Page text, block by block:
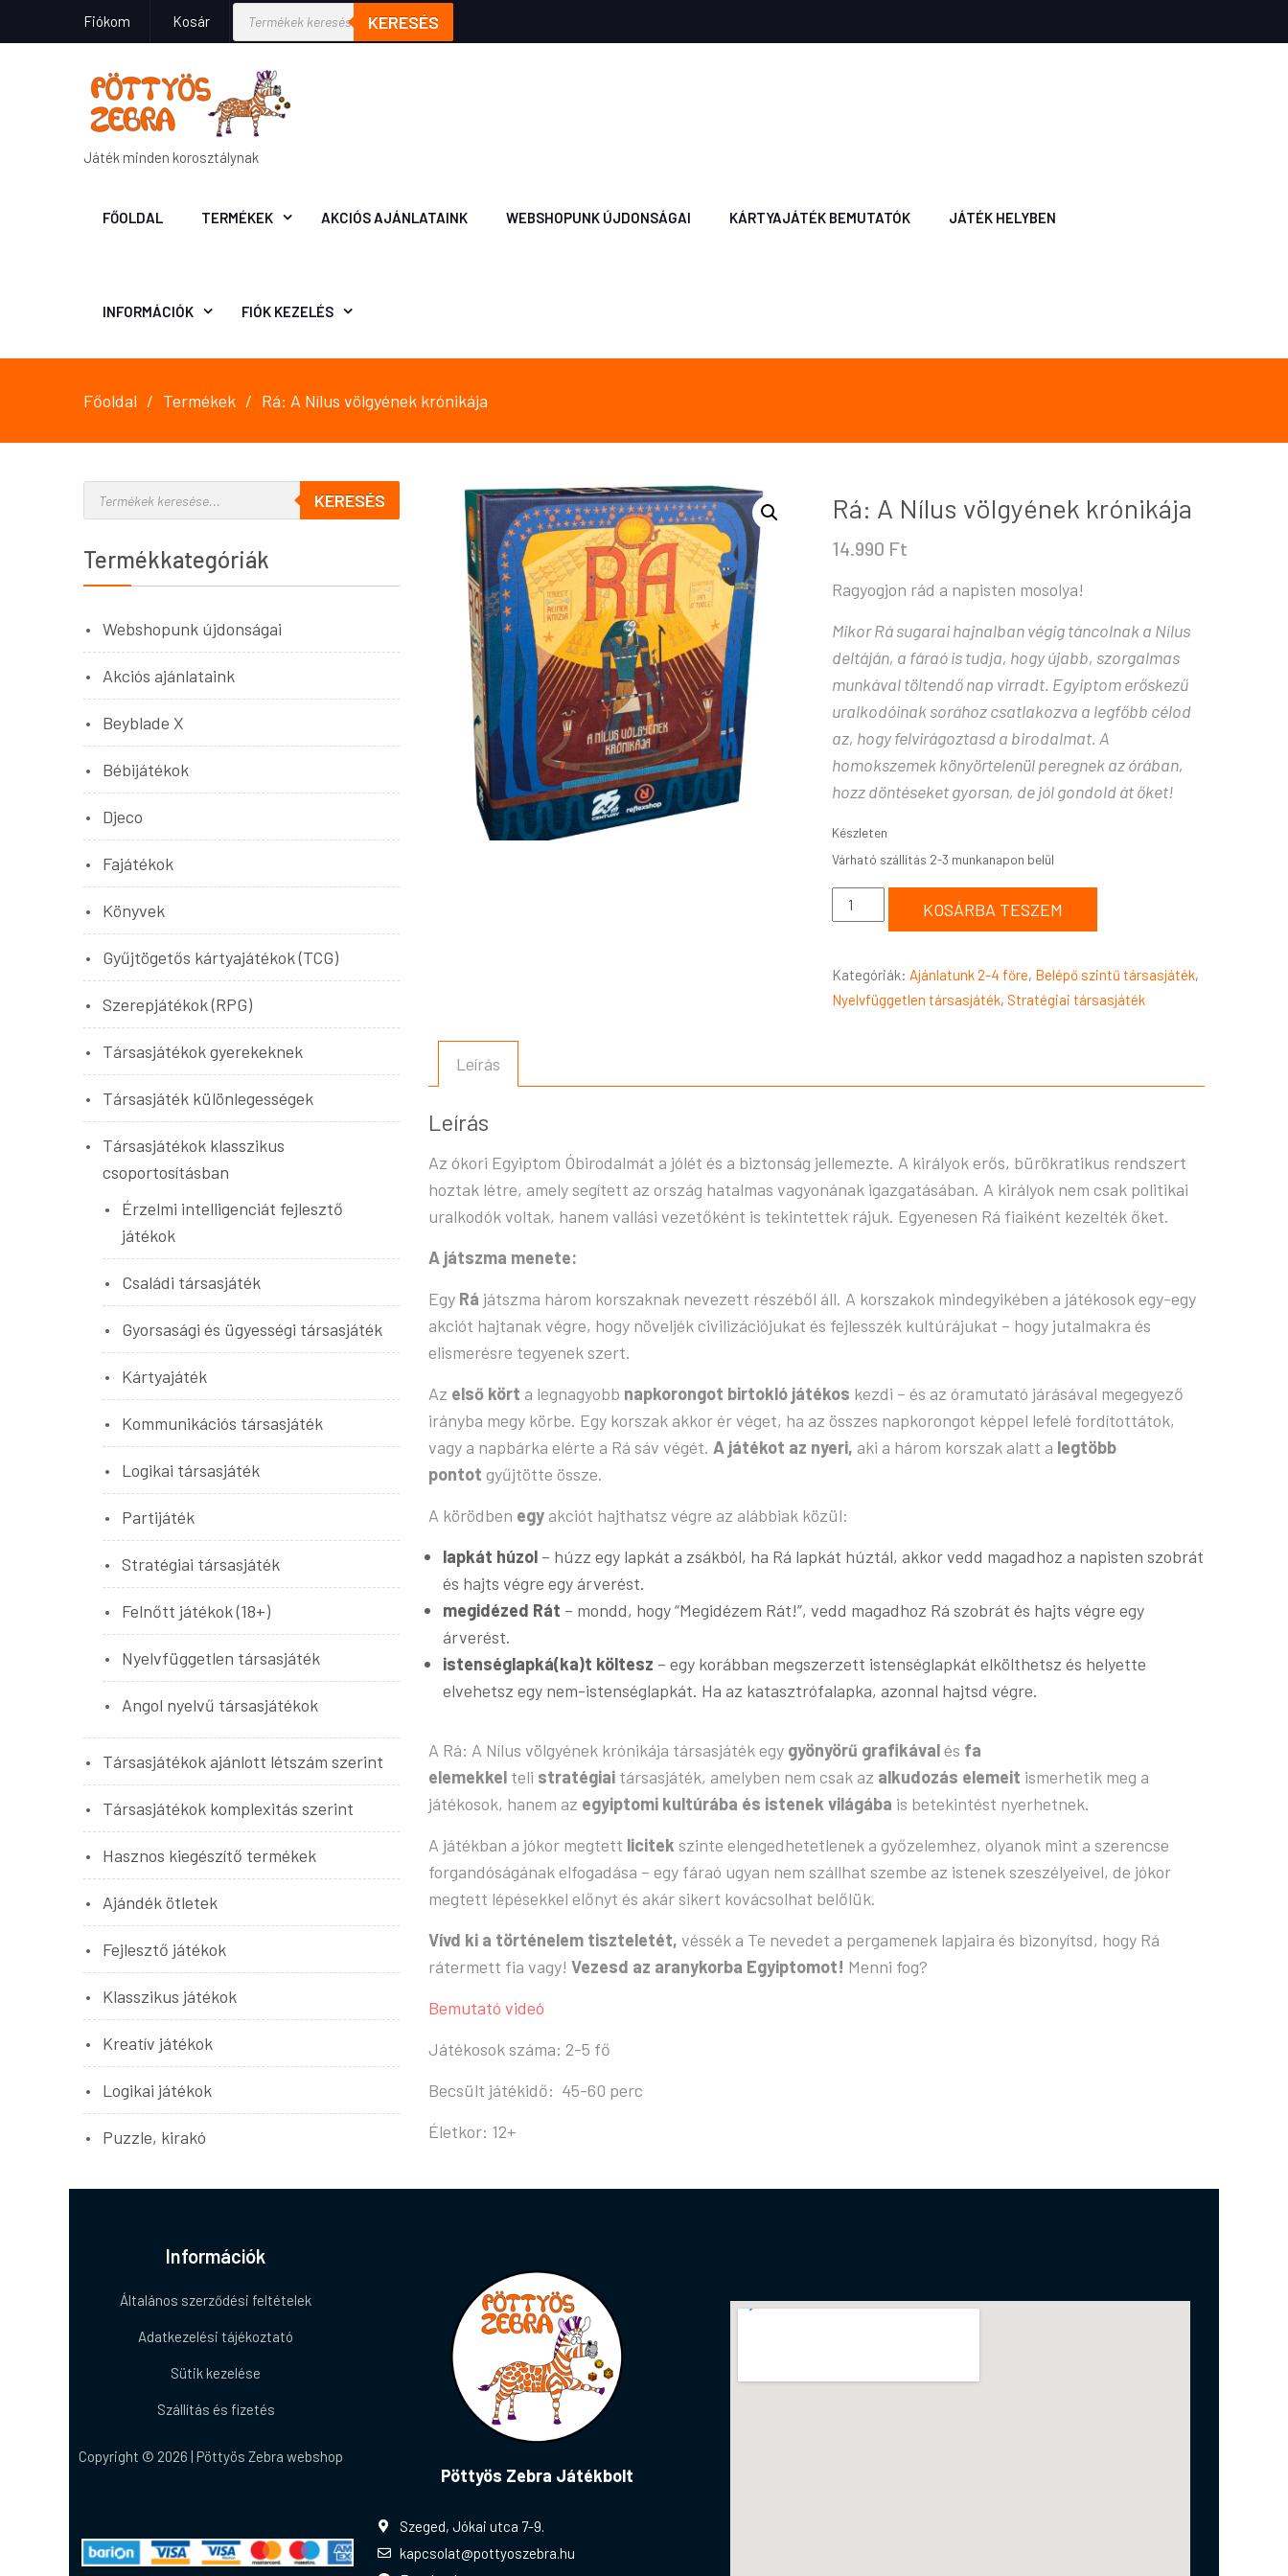
Fiókom Kosár KERESÉS
Játék minden korosztálynak
FŐOLDAL TERMÉKEK AKCIÓS AJÁNLATAINK WEBSHOPUNK ÚJDONSÁGAI KÁRTYAJÁTÉK BEMUTATÓK JÁTÉK HELYBEN
INFORMÁCIÓK FIÓK KEZELÉS
Főoldal Termékek Rá: A Nílus völgyének krónikája
Rá: A Nílus völgyének krónikája
14.990 Ft
Ragyogjon rád a napisten mosolya!
Mikor Rá sugarai hajnalban végig táncolnak a Nílus
deltáján, a fáraó is tudja, hogy újabb, szorgalmas
munkával töltendő nap virradt. Egyiptom erőskezű
uralkodóinak sorához csatlakozva a legfőbb célod
az, hogy felvirágoztasd a birodalmat. A
homokszemek könyörtelenül peregnek az órában,
hozz döntéseket gyorsan, de jól gondold át őket!
Készleten
KOSÁRBA TESZEM
Kategóriák: Ajánlatunk 2-4 főre, Belépő szintű társasjáték,
Nyelvfüggetlen társasjáték, Stratégiai társasjáték
Leírás
Leírás
Az ókori Egyiptom Óbirodalmát a jólét és a biztonság jellemezte. A királyok erős, bürökratikus rendszert
hoztak létre, amely segített az ország hatalmas vagyonának igazgatásában. A királyok nem csak politikai
uralkodók voltak, hanem vallási vezetőként is tekintettek rájuk. Egyenesen Rá fiaiként kezelték őket.
A játszma menete:
Egy Rá játszma három korszaknak nevezett részéből áll. A korszakok mindegyikében a játékosok egy-egy
akciót hajtanak végre, hogy növeljék civilizációjukat és fejlesszék kultúrájukat – hogy jutalmakra és
elismerésre tegyenek szert.
Az első kört a legnagyobb napkorongot birtokló játékos kezdi – és az óramutató járásával megegyező
irányba megy körbe. Egy korszak akkor ér véget, ha az összes napkorongot képpel lefelé fordítottátok,
vagy a napbárka elérte a Rá sáv végét. A játékot az nyeri, aki a három korszak alatt a legtöbb
pontot gyűjtötte össze.
A körödben egy akciót hajthatsz végre az alábbiak közül:
lapkát húzol – húzz egy lapkát a zsákból, ha Rá lapkát húztál, akkor vedd magadhoz a napisten szobrát
és hajts végre egy árverést.
megidézed Rát – mondd, hogy “Megidézem Rát!”, vedd magadhoz Rá szobrát és hajts végre egy
árverést.
istenséglapká(ka)t költesz – egy korábban megszerzett istenséglapkát elkölthetsz és helyette
elvehetsz egy nem-istenséglapkát. Ha az katasztrófalapka, azonnal hajtsd végre.
A Rá: A Nílus völgyének krónikája társasjáték egy gyönyörű grafikávalés fa
elemekkel teli stratégiai társasjáték, amelyben nem csak az alkudozás elemeit ismerhetik meg a
játékosok, hanem az egyiptomi kultúrába és istenek világába is betekintést nyerhetnek.
A játékban a jókor megtett licitek szinte elengedhetetlenek a győzelemhez, olyanok mint a szerencse
forgandóságának elfogadása – egy fáraó ugyan nem szállhat szembe az istenek szeszélyeivel, de jókor
megtett lépésekkel előnyt és akár sikert kovácsolhat belőlük.
Vívd ki a történelem tiszteletét, véssék a Te nevedet a pergamenek lapjaira és bizonyítsd, hogy Rá
rátermett fia vagy! Vezesd az aranykorba Egyiptomot! Menni fog?
Bemutató videó
Játékosok száma: 2-5 fő
Becsült játékidő: 45-60 perc
Életkor: 12+
KERESÉS
Termékkategóriák
Webshopunk újdonságai
Akciós ajánlataink
Beyblade X
Bébijátékok
Djeco
Fajátékok
Könyvek
Gyűjtögetős kártyajátékok (TCG)
Szerepjátékok (RPG)
Társasjátékok gyerekeknek
Társasjáték különlegességek
Társasjátékok klasszikus
csoportosításban
Érzelmi intelligenciát fejlesztő
játékok
Családi társasjáték
Gyorsasági és ügyességi társasjáték
Kártyajáték
Kommunikációs társasjáték
Logikai társasjáték
Partijáték
Stratégiai társasjáték
Felnőtt játékok (18+)
Nyelvfüggetlen társasjáték
Angol nyelvű társasjátékok
Társasjátékok ajánlott létszám szerint
Társasjátékok komplexitás szerint
Hasznos kiegészítő termékek
Ajándék ötletek
Fejlesztő játékok
Klasszikus játékok
Kreatív játékok
Logikai játékok
Puzzle, kirakó
Információk
Általános szerződési feltételek
Adatkezelési tájékoztató
Sütik kezelése
Szállítás és fizetés
Copyright © 2026 | Pöttyös Zebra webshop
Pöttyös Zebra Játékbolt
Szeged, Jókai utca 7-9.
kapcsolat@pottyoszebra.hu